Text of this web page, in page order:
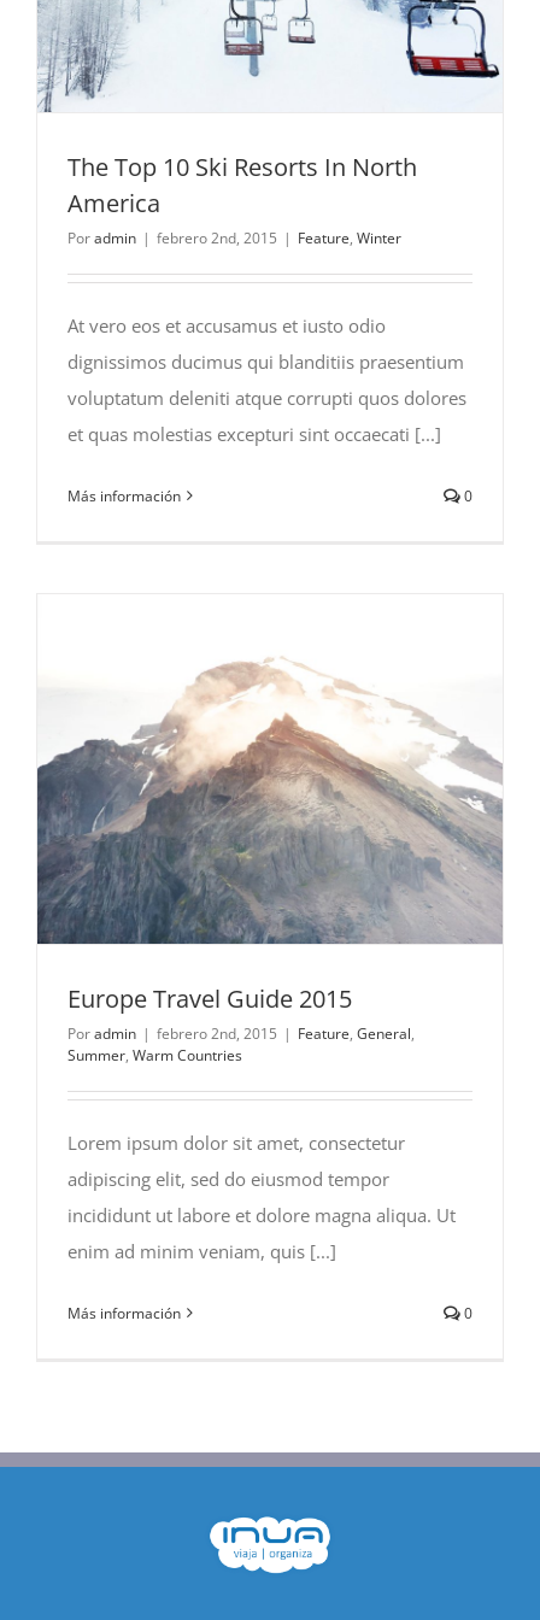
The Top 10 Ski Resorts In North
America
Poradmin | febrero 2nd, 2015 | Feature, Winter
At vero eos et accusamus et iusto odio
dignissimos ducimus qui blanditiis praesentium
voluptatum deleniti atque corrupti quos dolores
et quas molestias excepturi sint occaecati [...]
Más información 0
Europe Travel Guide 2015
Poradmin | febrero 2nd, 2015 | Feature, General,
Summer, Warm Countries
Lorem ipsum dolor sit amet, consectetur
adipiscing elit, sed do eiusmod tempor
incididunt ut labore et dolore magna aliqua. Ut
enim ad minim veniam, quis [...]
Más información 0